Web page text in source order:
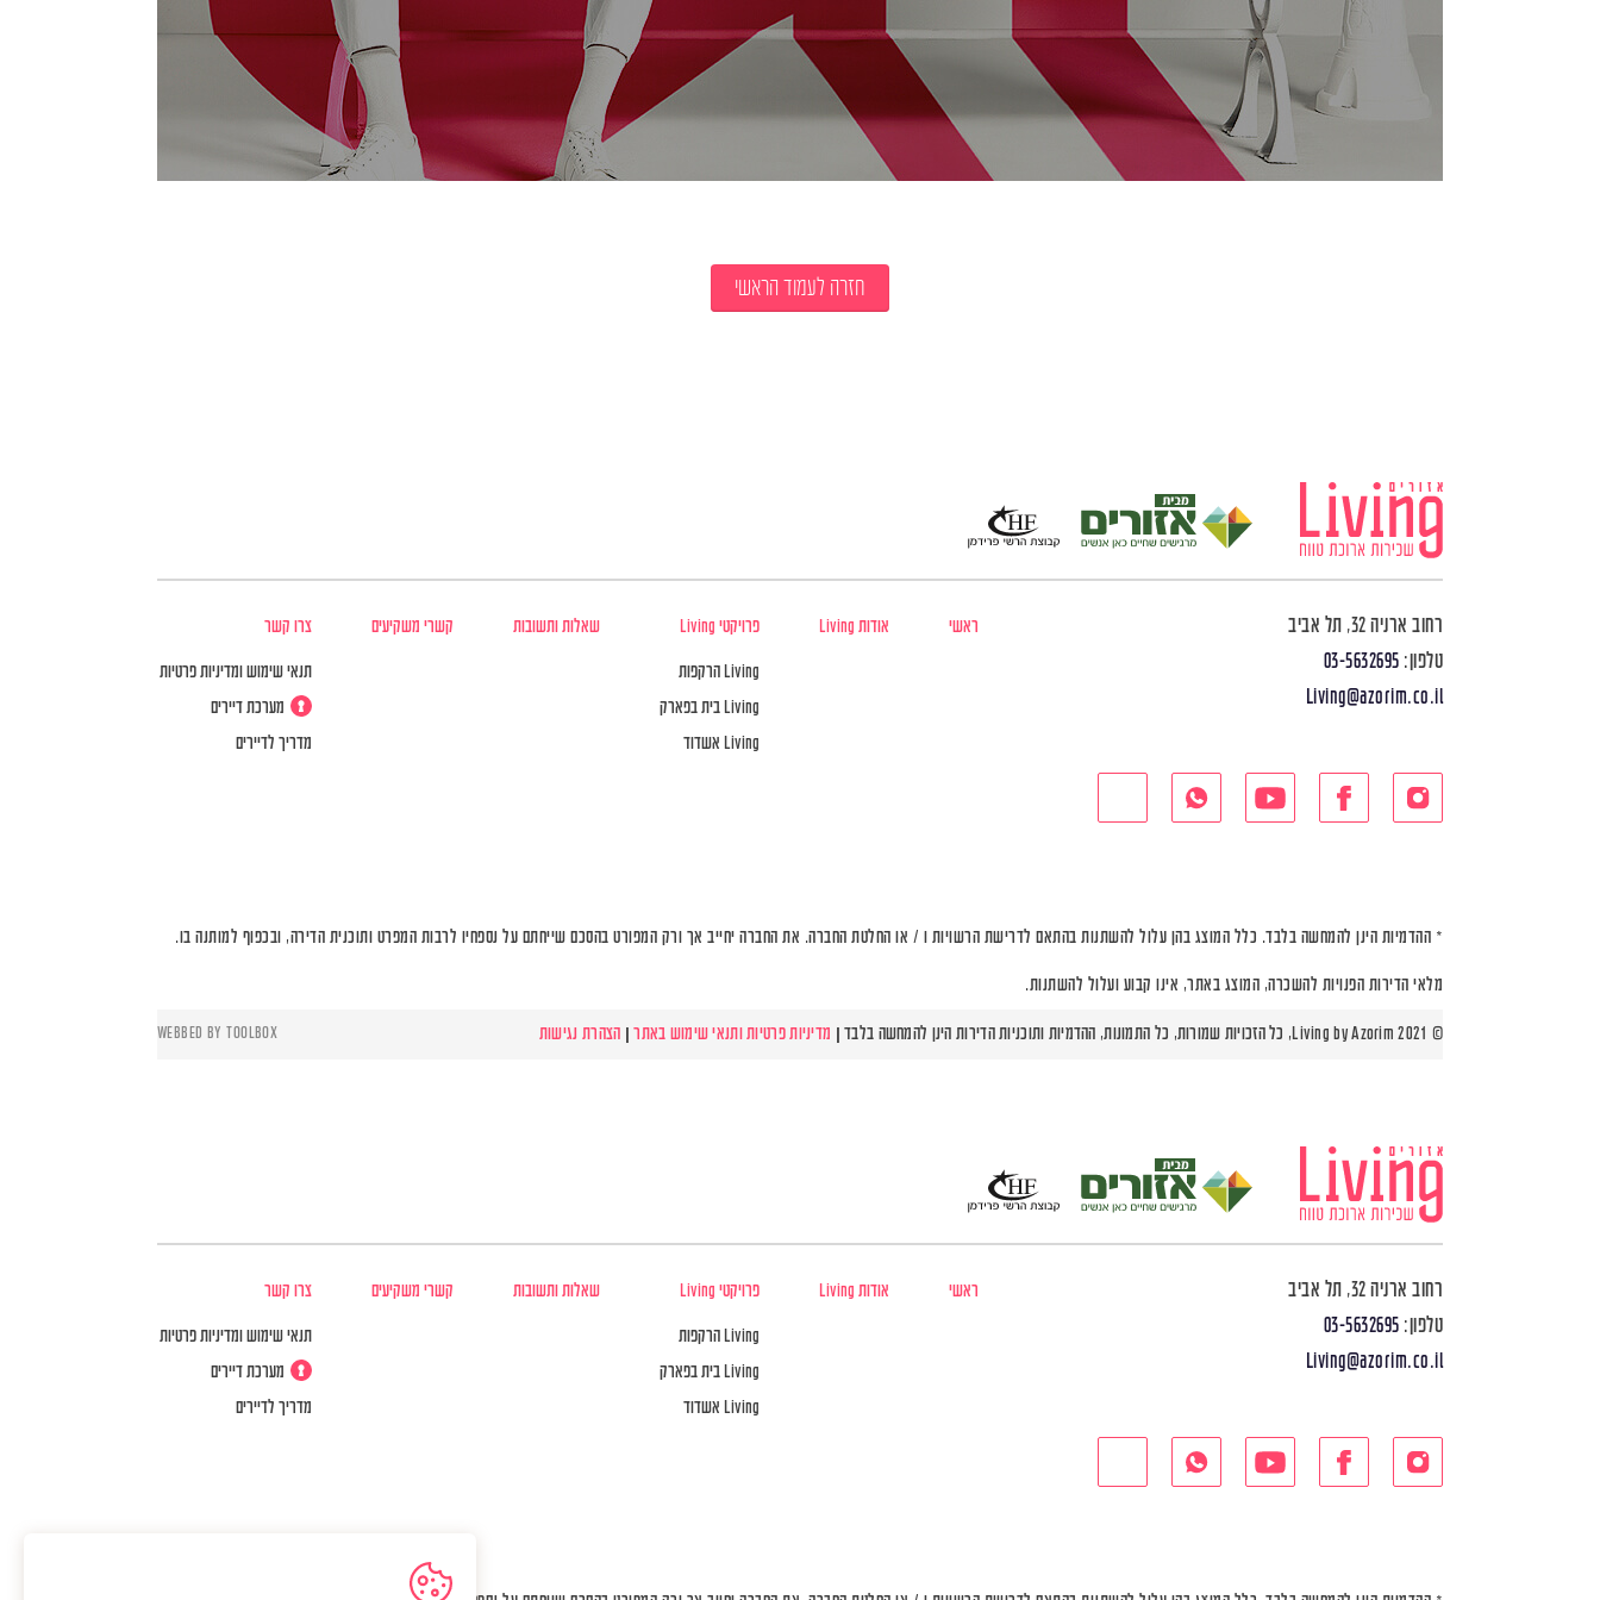
חזרה לעמוד הראשי
רחוב ארניה 32, תל אביב
טלפון: 03-5632695
Living@azorim.co.il
ראשי אודות Living פרויקטי Living
Living הרקפות
Living בית בפארק
Living אשדוד
שאלות ותשובות קשרי משקיעים צרו קשר
תנאי שימוש ומדיניות פרטיות
מערכת דיירים
מדריך לדיירים
* ההדמיות הינן להמחשה בלבד. כלל המוצג בהן עלול להשתנות בהתאם לדרישת הרשויות ו / או החלטת החברה. את החברה יחייב אך ורק המפורט בהסכם שייחתם על נספחיו לרבות המפרט ותוכנית הדירה, ובכפוף למותנה בו.
מלאי הדירות הפנויות להשכרה, המוצג באתר, אינו קבוע ועלול להשתנות.
© Living by Azorim 2021, כל הזכויות שמורות, כל התמונות, ההדמיות ותוכניות הדירות הינן להמחשה בלבד | מדיניות פרטיות ותנאי שימוש באתר| הצהרת נגישות WEBBED BY TOOLBOX
רחוב ארניה 32, תל אביב
טלפון: 03-5632695
Living@azorim.co.il
ראשי אודות Living פרויקטי Living
Living הרקפות
Living בית בפארק
Living אשדוד
שאלות ותשובות קשרי משקיעים צרו קשר
תנאי שימוש ומדיניות פרטיות
מערכת דיירים
מדריך לדיירים